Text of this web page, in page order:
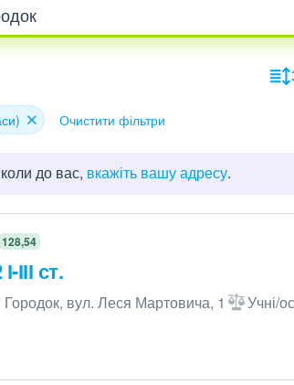
Очистити фільтри
до вас, вкажіть вашу адресу.
128,54
ст.
Городок, вул. Леся Мартовича, 1 Учні/